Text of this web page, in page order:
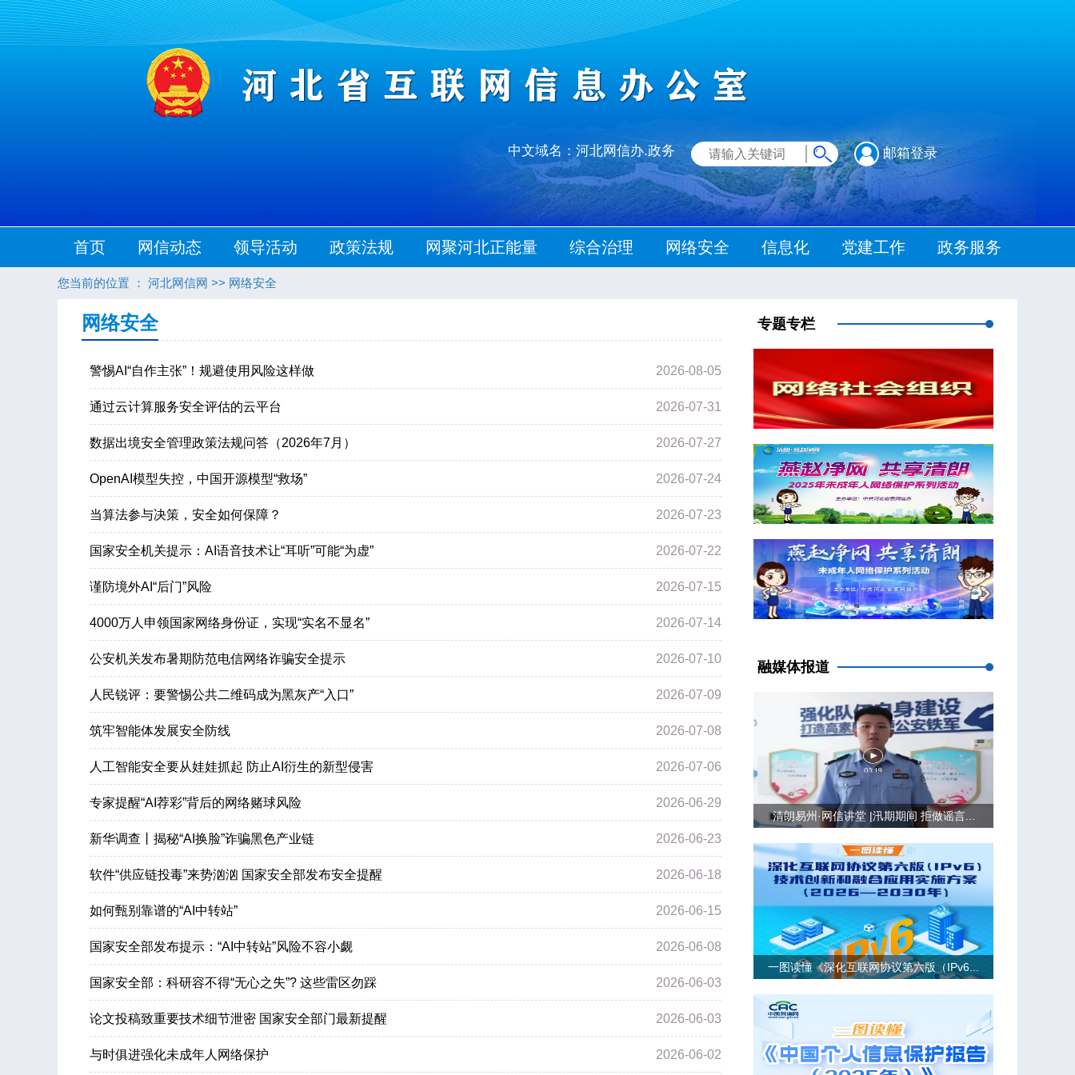
中文域名：河北网信办.政务 邮箱登录
首页 网信动态 领导活动 政策法规 网聚河北正能量 综合治理 网络安全 信息化 党建工作 政务服务
您当前的位置 ： 河北网信网 >> 网络安全
网络安全
警惕AI“自作主张”！规避使用风险这样做 2026-08-05
通过云计算服务安全评估的云平台 2026-07-31
数据出境安全管理政策法规问答（2026年7月） 2026-07-27
OpenAI模型失控，中国开源模型“救场” 2026-07-24
当算法参与决策，安全如何保障？ 2026-07-23
国家安全机关提示：AI语音技术让“耳听”可能“为虚” 2026-07-22
谨防境外AI“后门”风险 2026-07-15
4000万人申领国家网络身份证，实现“实名不显名” 2026-07-14
公安机关发布暑期防范电信网络诈骗安全提示 2026-07-10
人民锐评：要警惕公共二维码成为黑灰产“入口” 2026-07-09
筑牢智能体发展安全防线 2026-07-08
人工智能安全要从娃娃抓起 防止AI衍生的新型侵害 2026-07-06
专家提醒“AI荐彩”背后的网络赌球风险 2026-06-29
新华调查丨揭秘“AI换脸”诈骗黑色产业链 2026-06-23
软件“供应链投毒”来势汹汹 国家安全部发布安全提醒 2026-06-18
如何甄别靠谱的“AI中转站” 2026-06-15
国家安全部发布提示：“AI中转站”风险不容小觑 2026-06-08
国家安全部：科研容不得“无心之失”? 这些雷区勿踩 2026-06-03
论文投稿致重要技术细节泄密 国家安全部门最新提醒 2026-06-03
与时俱进强化未成年人网络保护 2026-06-02
专题专栏
融媒体报道
清朗易州·网信讲堂 |汛期期间 拒做谣言...
一图读懂《深化互联网协议第六版（IPv6...